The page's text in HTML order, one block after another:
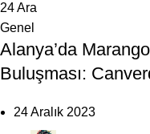
24Ara
Genel
Alanya’da
Buluşması:
24 Aralık 2023